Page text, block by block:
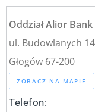
Oddział Alior Bank
ul. Budowlanych
Głogów 67-200
ZOBACZ NA MAPIE
Telefon: